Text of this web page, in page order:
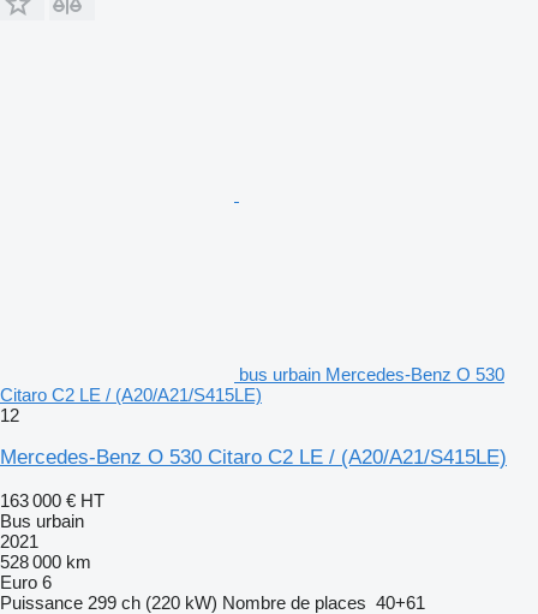
bus urbain Mercedes-Benz O 530
Citaro C2 LE / (A20/A21/S415LE)
12
Mercedes-Benz O 530 Citaro C2 LE / (A20/A21/S415LE)
163 000 € HT
Bus urbain
2021
528 000 km
Euro 6
Puissance 299 ch (220 kW) Nombre de places 40+61